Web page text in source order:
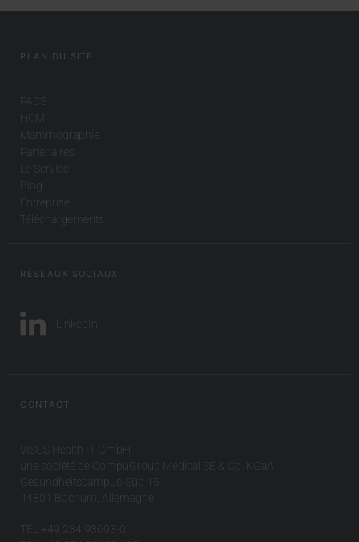
PLAN DU SITE
PACS
HCM
Mammographie
Partenaires
Le Service
Blog
Entreprise
Téléchargements
RÉSEAUX SOCIAUX
LinkedIn
CONTACT
VISUS Health IT GmbH
une société de CompuGroup Medical SE & Co. KGaA
Gesundheitscampus-Süd 15
44801 Bochum, Allemagne
TÉL +49 234 93693-0